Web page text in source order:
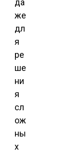
да
же
дл
я
ре
ше
ни
я
сл
ож
ны
х